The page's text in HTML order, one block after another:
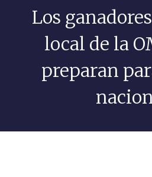
Los
local de la
preparan